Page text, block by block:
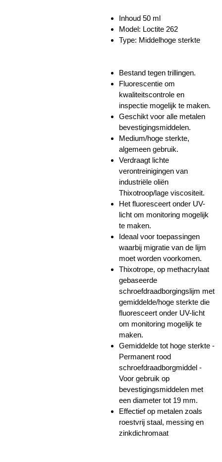
Inhoud 50 ml
Model: Loctite 262
Type: Middelhoge sterkte
Bestand tegen trillingen.
Fluorescentie om
kwaliteitscontrole en
inspectie mogelijk te maken.
Geschikt voor alle metalen
bevestigingsmiddelen.
Medium/hoge sterkte,
algemeen gebruik.
Verdraagt ​​lichte
verontreinigingen van
industriële oliën
Thixotroop/lage viscositeit.
Het fluoresceert onder UV-
licht om monitoring mogelijk
te maken.
Ideaal voor toepassingen
waarbij migratie van de lijm
moet worden voorkomen.
Thixotrope, op methacrylaat
gebaseerde
schroefdraadborgingslijm met
gemiddelde/hoge sterkte die
fluoresceert onder UV-licht
om monitoring mogelijk te
maken.
Gemiddelde tot hoge sterkte -
Permanent rood
schroefdraadborgmiddel -
Voor gebruik op
bevestigingsmiddelen met
een diameter tot 19 mm.
Effectief op metalen zoals
roestvrij staal, messing en
zinkdichromaat